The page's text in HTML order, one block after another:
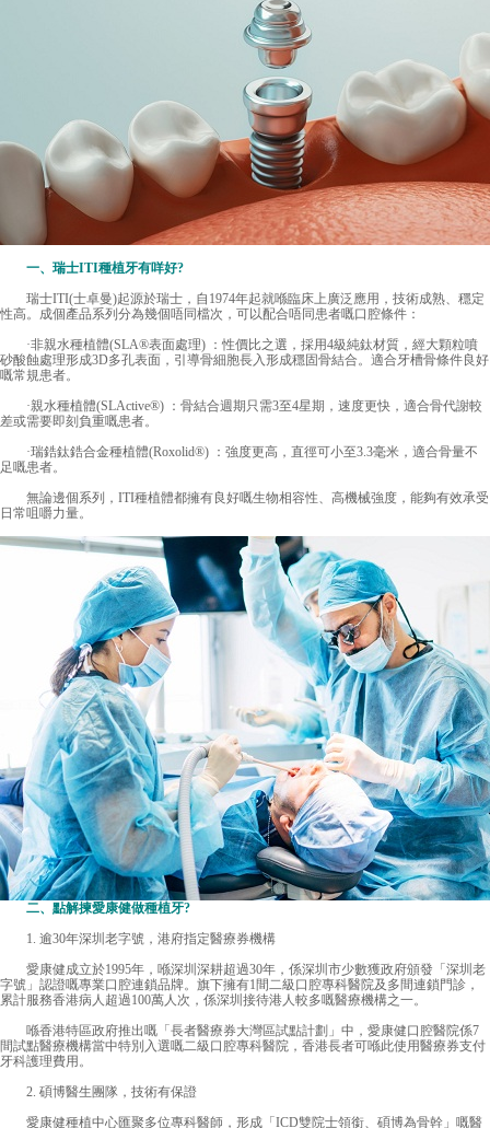
一、瑞士ITI種植牙有咩好?
瑞士ITI(士卓曼)起源於瑞士，自1974年起就喺臨床上廣泛應用，技術成熟、穩定
性高。成個產品系列分為幾個唔同檔次，可以配合唔同患者嘅口腔條件：
·非親水種植體(SLA®表面處理) ：性價比之選，採用4級純鈦材質，經大顆粒噴
砂酸蝕處理形成3D多孔表面，引導骨細胞長入形成穩固骨結合。適合牙槽骨條件良好
嘅常規患者。
·親水種植體(SLActive®) ：骨結合週期只需3至4星期，速度更快，適合骨代謝較
差或需要即刻負重嘅患者。
·瑞鋯鈦鋯合金種植體(Roxolid®) ：強度更高，直徑可小至3.3毫米，適合骨量不
足嘅患者。
無論邊個系列，ITI種植體都擁有良好嘅生物相容性、高機械強度，能夠有效承受
日常咀嚼力量。
二、點解揀愛康健做種植牙?
1. 逾30年深圳老字號，港府指定醫療券機構
愛康健成立於1995年，喺深圳深耕超過30年，係深圳市少數獲政府頒發「深圳老
字號」認證嘅專業口腔連鎖品牌。旗下擁有1間二級口腔專科醫院及多間連鎖門診，
累計服務香港病人超過100萬人次，係深圳接待港人較多嘅醫療機構之一。
喺香港特區政府推出嘅「長者醫療券大灣區試點計劃」中，愛康健口腔醫院係7
間試點醫療機構當中特別入選嘅二級口腔專科醫院，香港長者可喺此使用醫療券支付
牙科護理費用。
2. 碩博醫生團隊，技術有保證
愛康健種植中心匯聚多位專科醫師，形成「ICD雙院士領銜、碩博為骨幹」嘅醫